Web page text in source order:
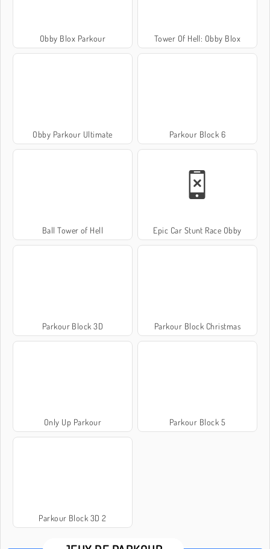
Obby Blox Parkour Tower Of Hell: Obby Blox
Obby Parkour Ultimate Parkour Block 6
Ball Tower of Hell Epic Car Stunt Race Obby
Parkour Block 3D Parkour Block Christmas
Only Up Parkour Parkour Block 5
Parkour Block 3D 2